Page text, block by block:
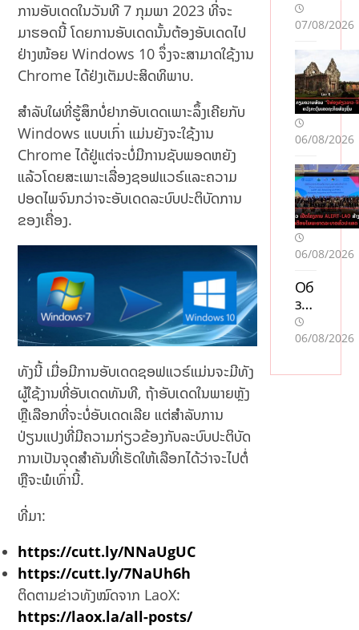
ການອັບເດດໃນວັນທີ 7 ກຸມພາ 2023 ທີ່ຈະ
ມາຮອດນີ້ ໂດຍການອັບເດດນັ້ນຕ້ອງອັບເດດໄປ
ຢ່າງໜ້ອຍ Windows 10 ຈຶ່ງຈະສາມາດໃຊ້ງານ
Chrome ໄດ້ຢ່ງເຕັມປະສິດທິພາບ.
ສຳລັບໃຜທີ່ຮູ້ສຶກບໍ່ຢາກອັບເດດເພາະລຶ້ງເຄີຍກັບ
Windows ແບບເກົ່າ ແມ່ນຍັງຈະໃຊ້ງານ
Chrome ໄດ້ຢູ່ແຕ່ຈະບໍ່ມີການຊັບພອດຫຍັງ
ແລ້ວໂດຍສະເພາະເລື່ອງຊອຟແວຣ໌ແລະຄວາມ
ປອດໄພຈົນກວ່າຈະອັບເດດລະບົບປະຕິບັດການ
ຂອງເຄື່ອງ.
ທັງນີ້ ເມື່ອມີການອັບເດດຊອຟແວຣ໌ແມ່ນຈະມີທັງ
ຜູ້ໃຊ້ງານທີ່ອັບເດດທັນທີ, ຖ້າອັບເດດໃນພາຍຫຼັງ
ຫຼືເລືອກທີ່ຈະບໍ່ອັບເດດເລີຍ ແຕ່ສຳລັບການ
ປ່ຽນແປງທີ່ມີຄວາມກ່ຽວຂ້ອງກັບລະບົບປະຕິບັດ
ການເປັນຈຸດສຳຄັນທີ່ເຮັດໃຫ້ເລືອກໄດ້ວ່າຈະໄປຕໍ່
ຫຼືຈະພໍເທົ່ານີ້.
ທີ່ມາ:
https://cutt.ly/NNaUgUC
https://cutt.ly/7NaUh6h
ຕິດຕາມຂ່າວທັງໝົດຈາກ LaoX:
https://laox.la/all-posts/
07/08/2026
06/08/2026
06/08/2026
Об
зо
р
слу
ы
06/08/2026